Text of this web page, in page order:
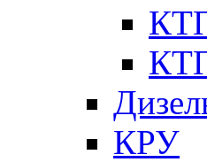
КРУ